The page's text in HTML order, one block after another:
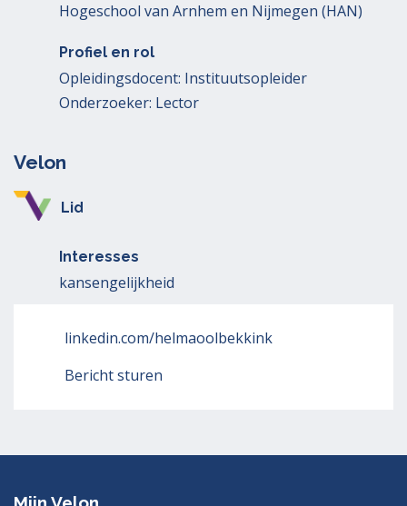
Hogeschool van Arnhem en Nijmegen (HAN)
Profiel en rol
Opleidingsdocent: Instituutsopleider
Onderzoeker: Lector
Velon
Lid
Interesses
kansengelijkheid
linkedin.com/helmaoolbekkink
Bericht sturen